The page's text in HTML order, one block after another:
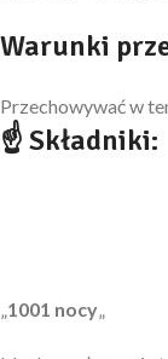
Warunki
Przechowywać w
☝ Składniki:
1001 nocy